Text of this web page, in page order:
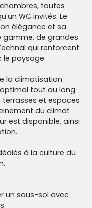
toutes
WC invités. Le
élégance et sa
gamme, de grandes
qui renforcent
le paysage.
la climatisation
tout au long
terrasses et espaces
du climat
est disponible, ainsi
à la culture du
un sous-sol avec